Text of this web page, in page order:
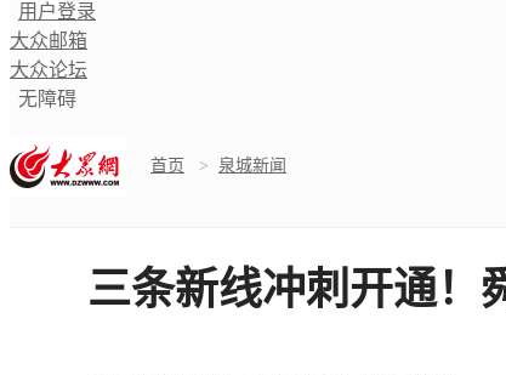
用户登录
大众邮箱
大众论坛
无障碍
首页 > 泉城新闻
三条新线冲刺开通！